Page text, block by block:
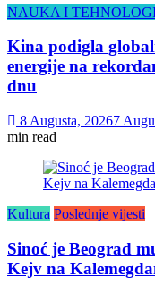
NAUKA I
Kina podigla
energije na
dnu
8 Augusta, 20267
min read
Kultura Poslednje vijesti
Sinoć je Beograd
Kejv na